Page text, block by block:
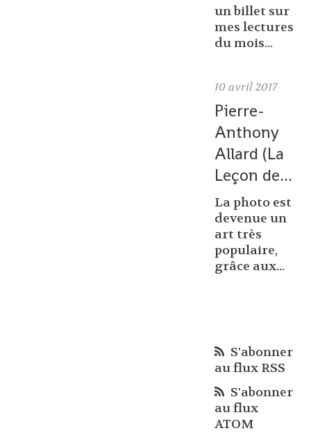
un billet sur
mes lectures
du mois...
10 avril 2017
Pierre-
Anthony
Allard (La
Leçon de...
La photo est
devenue un
art très
populaire,
grâce aux...
S'abonner
au flux RSS
S'abonner
au flux
ATOM